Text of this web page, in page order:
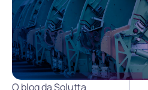
O blog da Solutta